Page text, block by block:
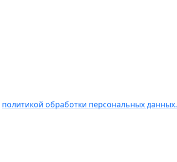
политикой обработки персональных данных.